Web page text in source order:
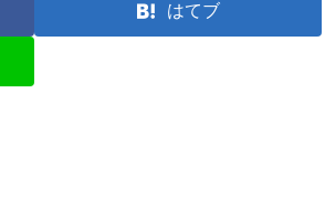
はてブ